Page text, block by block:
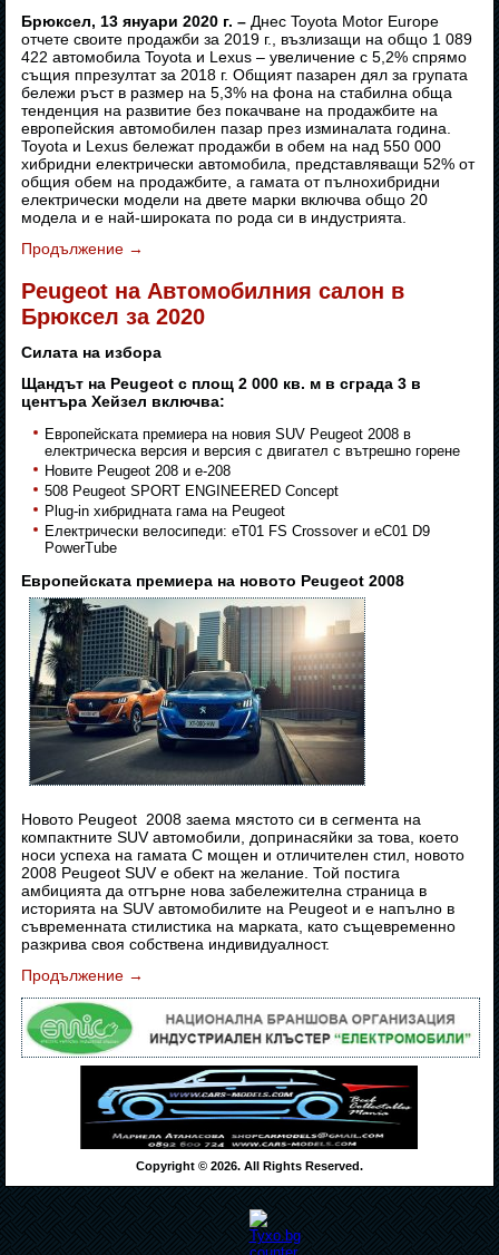
Брюксел, 13 януари 2020 г. – Днес Toyota Motor Europe
отчете своите продажби за 2019 г., възлизащи на общо 1 089
422 автомобила Toyota и Lexus – увеличение с 5,2% спрямо
същия ппрезултат за 2018 г. Общият пазарен дял за групата
бележи ръст в размер на 5,3% на фона на стабилна обща
тенденция на развитие без покачване на продажбите на
европейския автомобилен пазар през изминалата година.
Toyota и Lexus бележат продажби в обем на над 550 000
хибридни електрически автомобила, представляващи 52% от
общия обем на продажбите, а гамата от пълнохибридни
електрически модели на двете марки включва общо 20
модела и е най-широката по рода си в индустрията.
Продължение →
Peugeot на Автомобилния салон в
Брюксел за 2020
Силата на избора
Щандът на Peugeot с площ 2 000 кв. м в сграда 3 в
центъра Хейзел включва:
Европейската премиера на новия SUV Peugeot 2008 в
електрическа версия и версия с двигател с вътрешно горене
Новите Peugeot 208 и e-208
508 Peugeot SPORT ENGINEERED Concept
Plug-in хибридната гама на Peugeot
Електрически велосипеди: eT01 FS Crossover и eC01 D9
PowerTube
Европейската премиера на новото Peugeot 2008
Новото Peugeot 2008 заема мястото си в сегмента на
компактните SUV автомобили, допринасяйки за това, което
носи успеха на гамата С мощен и отличителен стил, новото
2008 Peugeot SUV е обект на желание. Той постига
амбицията да отгърне нова забележителна страница в
историята на SUV автомобилите на Peugeot и е напълно в
съвременната стилистика на марката, като същевременно
разкрива своя собствена индивидуалност.
Продължение →
Copyright © 2026. All Rights Reserved.